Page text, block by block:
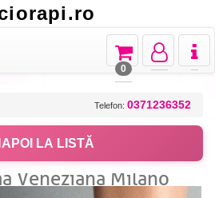
Toggle
Toggle
navigation
Toggle
navigation
0
Telefon: 0371236352
LA LISTĂ
Veneziana Milano